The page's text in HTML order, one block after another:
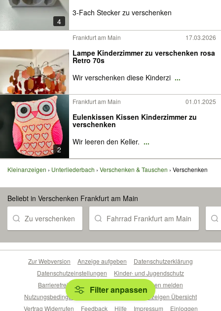
4
3-Fach Stecker zu verschenken
Frankfurt am Main 17.03.2026
Lampe Kinderzimmer zu verschenken rosa
Retro 70s
Wir verschenken diese Kinderzi ...
2
Frankfurt am Main 01.01.2025
Eulenkissen Kissen Kinderzimmer zu
verschenken
Wir leeren den Keller. ...
Kleinanzeigen Unterliederbach Verschenken & Tauschen Verschenken
Beliebt in Verschenken Frankfurt am Main
Zu verschenken Fahrrad Frankfurt am Main
Filter anpassen
Zur Webversion Anzeige aufgeben
Datenschutzerklärung
Datenschutzeinstellungen
Kinder- und Jugendschutz
Barrierefreiheitserklärung
Sicherheitslücken melden
Nutzungsbedingungen
Beliebte Suchen
Anzeigen Übersicht
Vertrag Widerrufen
Feedback Hilfe Impressum Einloggen